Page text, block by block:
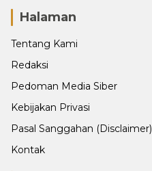
Halaman
Tentang Kami
Redaksi
Pedoman Media Siber
Kebijakan Privasi
Pasal Sanggahan (Disclaimer)
Kontak